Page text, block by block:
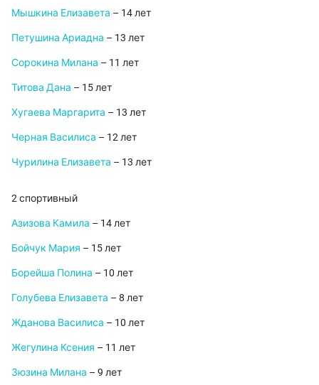
Мышкина Елизавета – 14 лет
Петушина Ариадна – 13 лет
Сорокина Милана – 11 лет
Титова Дана – 15 лет
Хугаева Маргарита – 13 лет
Черная Василиса – 12 лет
Чурилина Елизавета – 13 лет
2 спортивный
Азизова Камила – 14 лет
Бойчук Мария – 15 лет
Борейша Полина – 10 лет
Голубева Елизавета – 8 лет
Жданова Василиса – 10 лет
Жегулина Ксения – 11 лет
Зюзина Милана – 9 лет